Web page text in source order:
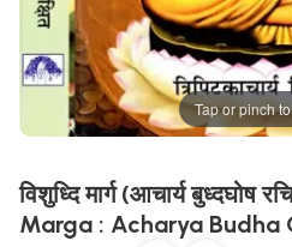
Tap or pinch
विशुध्दि मार्ग (आचार्य बुध्दघोष
Marga : Acharya Budha